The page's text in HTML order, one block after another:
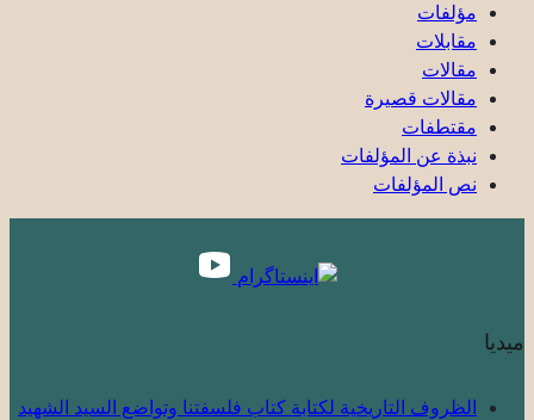
مؤلفات
مقابلات
مقالات
مقالات قصيرة
مقتطفات
نبذة عن المؤلفات
نص المؤلفات
ميديا
الظروف التاريخية لكتابة كتاب فلسفتنا وتواضع السيد الشهيد